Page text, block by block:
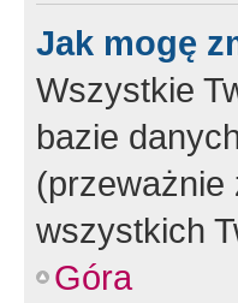
Jak mogę
Wszystkie
bazie
(przeważnie
wszystkich
Góra